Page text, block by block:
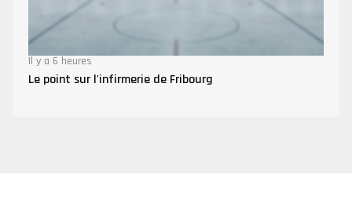
Il y a 6 heures
Le point sur l'infirmerie de Fribourg